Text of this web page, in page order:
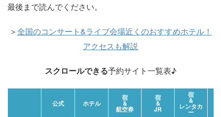
最後まで読んでください。
＞全国のコンサート&ライブ会場近くのおすすめホテル！
アクセスも解説
スクロールできる予約サイト一覧表♪
公式 ホテル
宿
&
航空券
宿
&
JR
宿
&
レンタカ
ー